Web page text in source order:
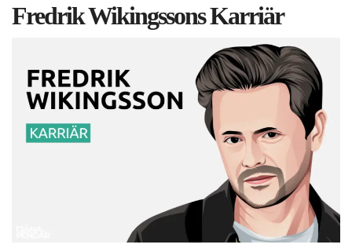
Fredrik Wikingssons Karriär